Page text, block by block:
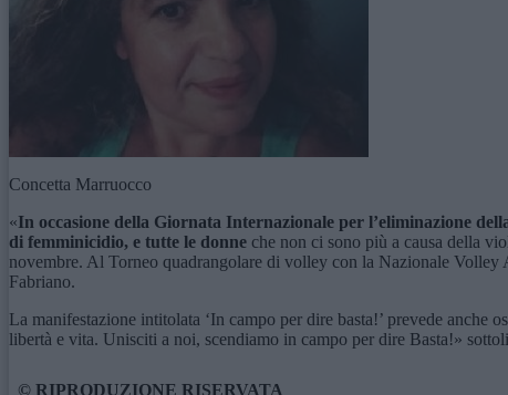
Concetta Marruocco
«In occasione della Giornata Internazionale per l’eliminazione
di femminicidio, e tutte le donne che non ci sono più a causa della
novembre. Al Torneo quadrangolare di volley con la Nazionale
Fabriano.
La manifestazione intitolata ‘In campo per dire basta!’ prevede
libertà e vita. Unisciti a noi, scendiamo in campo per dire Basta!»
© RIPRODUZIONE RISERVATA